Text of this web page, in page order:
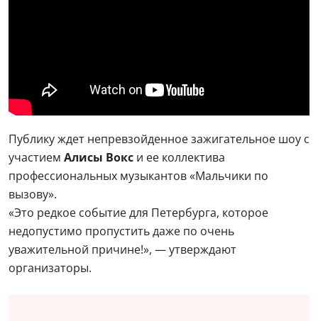
Публику ждет непревзойденное зажигательное шоу с
участием Алисы Вокс и ее коллектива
профессиональных музыкантов «Мальчики по
вызову».
«Это редкое событие для Петербурга, которое
недопустимо пропустить даже по очень
уважительной причине!», — утверждают
организаторы.